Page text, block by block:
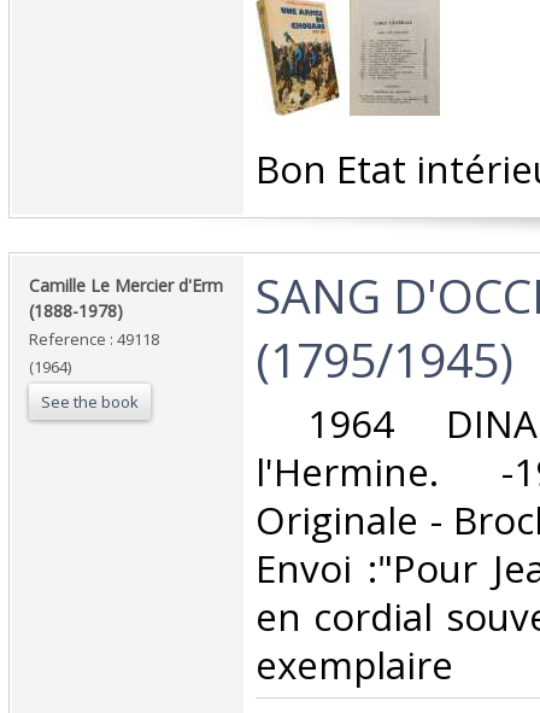
‎Bon Etat
‎Camille Le Mercier d'Erm
(1888-1978) ‎
Reference : 49118
(1964)
See the book
‎SANG
(1795/1945)‎
1964
l'Hermine. -
Originale -
Envoi :"Pour
en cordial
exemplaire‎